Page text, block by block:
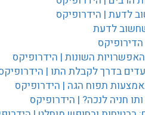
לדעת | הידרופיקס
לדעת
השונות | הידרופיקס
בדרך לקבלת התו |
תפוח הגה | הידרופיקס
חניה לנכה? | הידרופיקס